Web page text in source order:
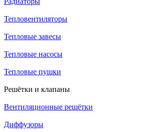
Тепловентиляторы
Тепловые завесы
Тепловые насосы
Тепловые пушки
Решётки и клапаны
Вентиляционные решётки
Диффузоры